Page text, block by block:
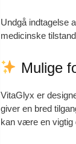
Undgå indtagelse
medicinske
Mulige
VitaGlyx er
giver en bred
kan være en vigtig